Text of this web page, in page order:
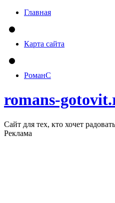
Главная
Карта сайта
РоманС
romans-
Сайт для тех, кто хочет
Реклама